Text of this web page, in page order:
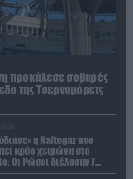
προκάλεσε σοβαρές
της Τσερνομόρετς
η Naftogaz που
κρύο χειμώνα στο
Οι Ρώσοι διέλυσαν 7
του ουκρανικού